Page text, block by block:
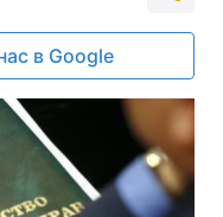
в Google